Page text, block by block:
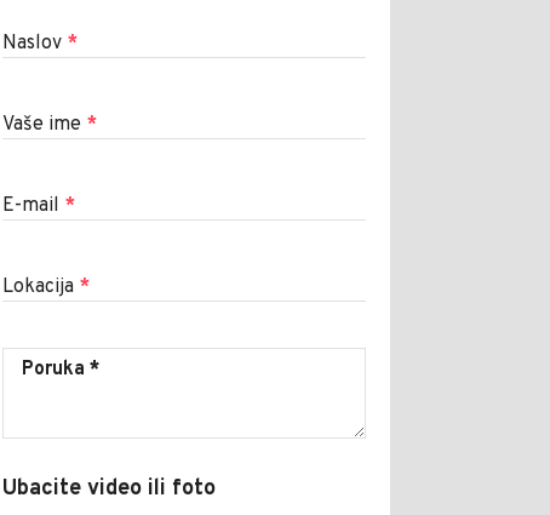
Naslov *
Vaše ime *
E-mail *
Lokacija *
Ubacite video ili foto